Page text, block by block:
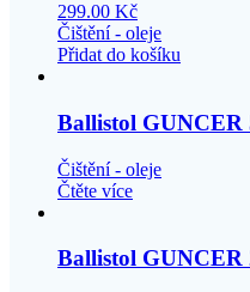
299.00 Kč
Čištění - oleje
Přidat do košíku
Ballistol GUNCER
Čištění - oleje
Čtěte více
Ballistol GUNCER